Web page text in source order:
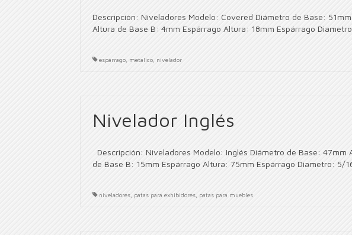
Descripción: Niveladores Modelo: Covered Diámetro de Base:
Altura de Base B: 4mm Espárrago Altura: 18mm Espárrago
espárrago metalico nivelador
Nivelador Inglés
Descripción: Niveladores Modelo: Inglés Diámetro de Base:
de Base B: 15mm Espárrago Altura: 75mm Espárrago Diametro: 5/
niveladores patas para exhibidores patas para muebles